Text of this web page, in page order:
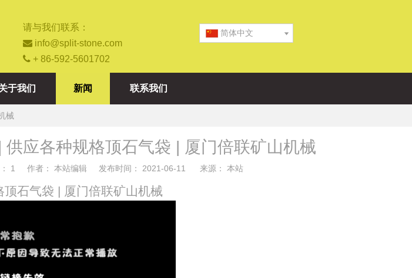
请与我们联系：
 info@split-stone.com
 + 86-592-5601702
简体中文
于我们 新闻 联系我们
械
供应各种规格顶石气袋 | 厦门倍联矿山机械
1 作者： 本站编辑 发布时间： 2021-06-11 来源： 本站
石气袋 | 厦门倍联矿山机械